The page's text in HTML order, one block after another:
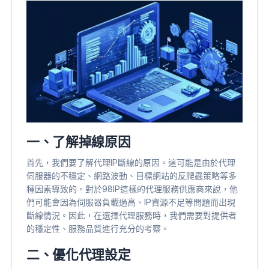
一、了解掉線原因
首先，我們要了解代理IP斷線的原因。這可能是由於代理
伺服器的不穩定、網路波動、目標網站的反爬蟲策略等多
種因素導致的。對於98IP這樣的代理服務供應商來說，他
們可能會因為伺服器負載過高、IP資源不足等問題而出現
斷線情況。因此，在選擇代理服務時，我們需要對提供者
的穩定性、服務品質進行充分的考察。
二、優化代理設定